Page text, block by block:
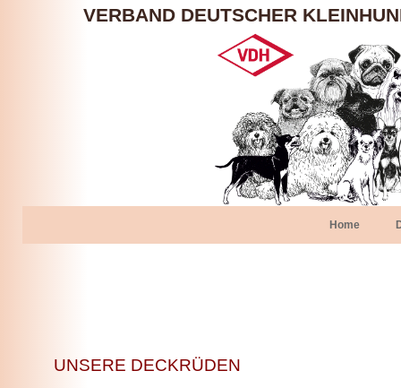
VERBAND DEUTSCHER
Home
UNSERE DECKRÜDEN